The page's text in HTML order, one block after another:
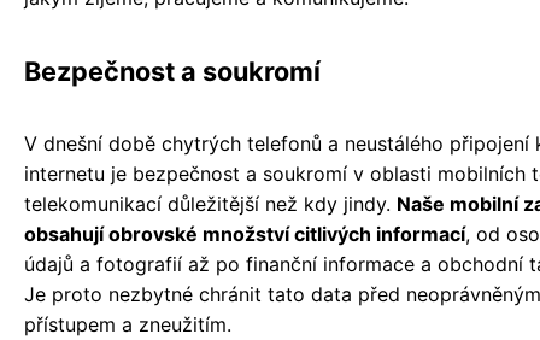
Bezpečnost a soukromí
V dnešní době chytrých telefonů a neustálého připojení
internetu je bezpečnost a soukromí v oblasti mobilních
telekomunikací důležitější než kdy jindy. Naše mobilní
obsahují obrovské množství citlivých informací, od
údajů a fotografií až po finanční informace a obchodní
Je proto nezbytné chránit tato data před neoprávněným
přístupem a zneužitím.